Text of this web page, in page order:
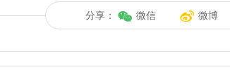
分享： 微信 微博